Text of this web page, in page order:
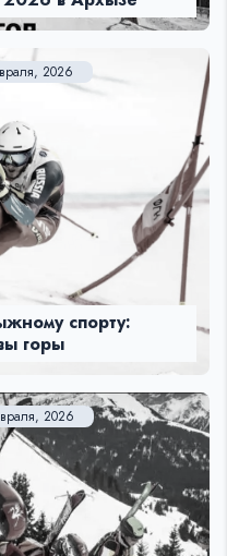
2026
спорту:
горы
2026